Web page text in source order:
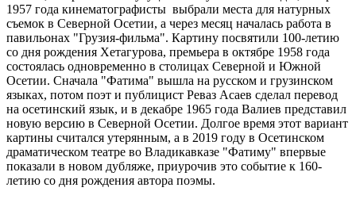
1957 года кинематографисты выбрали места для натурных
съемок в Северной Осетии, а через месяц началась работа в
павильонах "Грузия-фильма". Картину посвятили 100-летию
со дня рождения Хетагурова, премьера в октябре 1958 года
состоялась одновременно в столицах Северной и Южной
Осетии. Сначала "Фатима" вышла на русском и грузинском
языках, потом поэт и публицист Реваз Асаев сделал перевод
на осетинский язык, и в декабре 1965 года Валиев представил
новую версию в Северной Осетии. Долгое время этот вариант
картины считался утерянным, а в 2019 году в Осетинском
драматическом театре во Владикавказе "Фатиму" впервые
показали в новом дубляже, приурочив это событие к 160-
летию со дня рождения автора поэмы.